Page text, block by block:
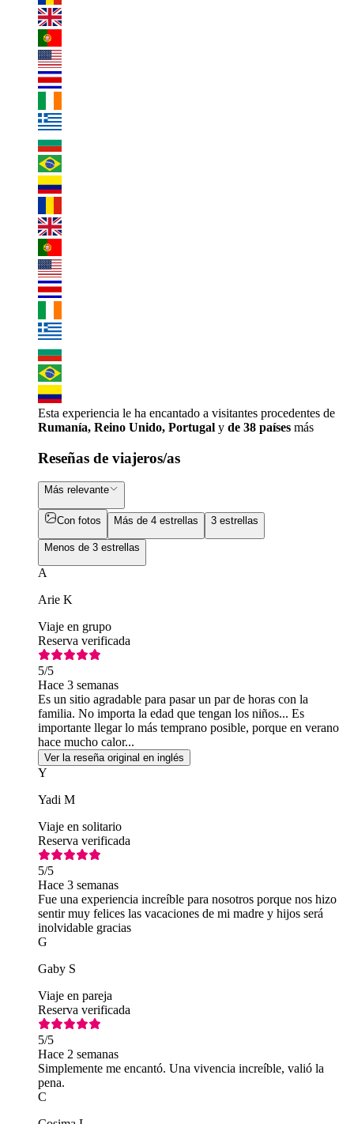
Esta experiencia le ha encantado a visitantes procedentes de
Rumanía, Reino Unido, Portugal y de 38 países más
Reseñas de viajeros/as
Más relevante
Con fotos Más de 4 estrellas 3 estrellas
Menos de 3 estrellas
A
Arie K
Viaje en grupo
Reserva verificada
5/5
Hace 3 semanas
Es un sitio agradable para pasar un par de horas con la
familia. No importa la edad que tengan los niños... Es
importante llegar lo más temprano posible, porque en verano
hace mucho calor...
Ver la reseña original en inglés
Y
Yadi M
Viaje en solitario
Reserva verificada
5/5
Hace 3 semanas
Fue una experiencia increíble para nosotros porque nos hizo
sentir muy felices las vacaciones de mi madre y hijos será
inolvidable gracias
G
Gaby S
Viaje en pareja
Reserva verificada
5/5
Hace 2 semanas
Simplemente me encantó. Una vivencia increíble, valió la
pena.
C